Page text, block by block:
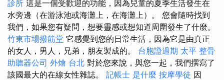
診所 這是一個受歡迎的功能，因為兒童的夏季生活發生在
水旁邊（在游泳池或海灘上，在海灘上）。 您會隨時找到
我們，如果您有疑問，想要靈感或想知道周圍發生了什麼。
竹東市場撥筋堂 它感覺到您的日常生活，因為它是由真正
的女人，男人，兄弟，朋友製成的。 台胞證過期 太平 整骨
助聽器公司 外燴 台北 對於您來說，與您一起，我們撰寫了
該國最大的在線女性雜誌。 記帳士 是什麼 按摩學徒 因